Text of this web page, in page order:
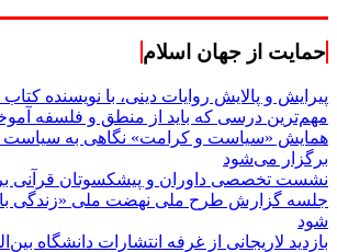
حمایت از جهان اسلام
پیرایش و پالایش روایات دینی، با نویسنده
مهم‌ترین درسی که باید از منطق و فلسفه
همایش «سیاست و کرامت» نگاهی به سیاست
برگزار می‌شود
نشست تخصصی داوران و پیشکسوتان قرآنی
جلسه گزارش طرح ملی نهضت ملی «زندگی با
شود
بازدید لاریجانی از غرفه انتشارات دانشگاه